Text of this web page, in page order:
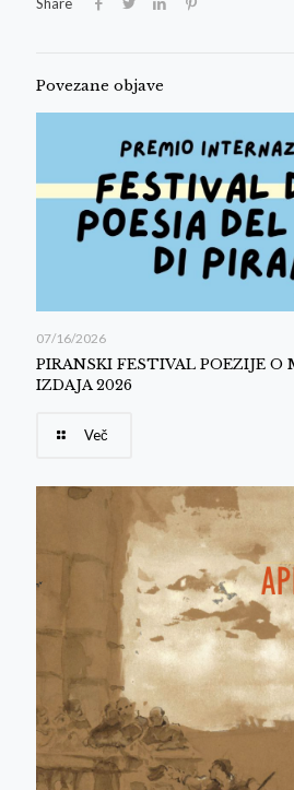
Share
Povezane objave
07/16/2026
PIRANSKI FESTIVAL POEZIJE O
IZDAJA 2026
Več